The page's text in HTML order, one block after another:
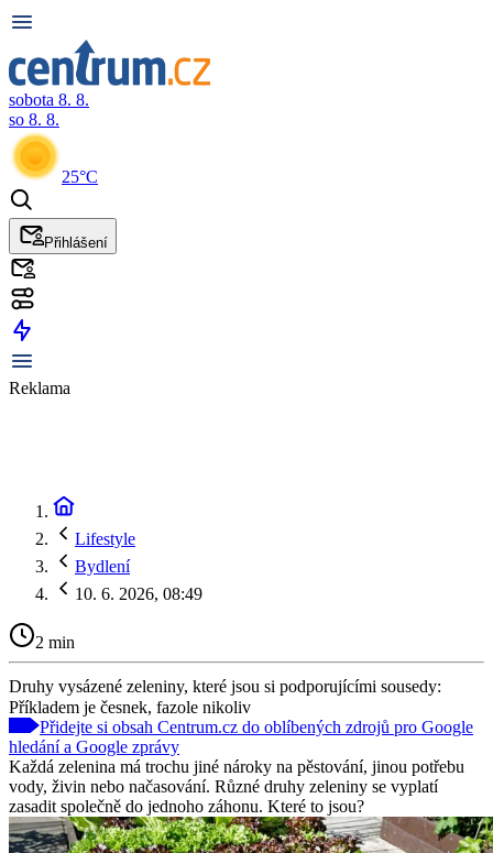
sobota 8. 8.
so 8. 8.
25°C
Přihlášení
Reklama
Lifestyle
Bydlení
10. 6. 2026, 08:49
2 min
Druhy vysázené zeleniny, které jsou si podporujícími sousedy:
Příkladem je česnek, fazole nikoliv
Přidejte si obsah Centrum.cz do oblíbených zdrojů pro Google
hledání a Google zprávy
Každá zelenina má trochu jiné nároky na pěstování, jinou potřebu
vody, živin nebo načasování. Různé druhy zeleniny se vyplatí
zasadit společně do jednoho záhonu. Které to jsou?